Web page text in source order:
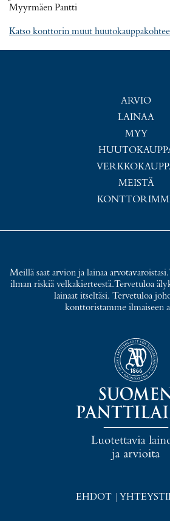
Myyrmäen Pantti
Katso konttorin muut
ARVIO
LAINAA
MYY
MEISTÄ
Meillä saat arvion ja lainaa
ilman riskiä velkakierteestä. Tervetuloa
lainaat itseltäsi. Tervetuloa
konttoristamme ilmaiseen
EHDOT